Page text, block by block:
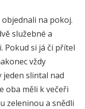
na pokoj.
služebné a
Pokud si já či přítel
vždy
jeden slintal nad
oba měli k večeři
zeleninou a snědli